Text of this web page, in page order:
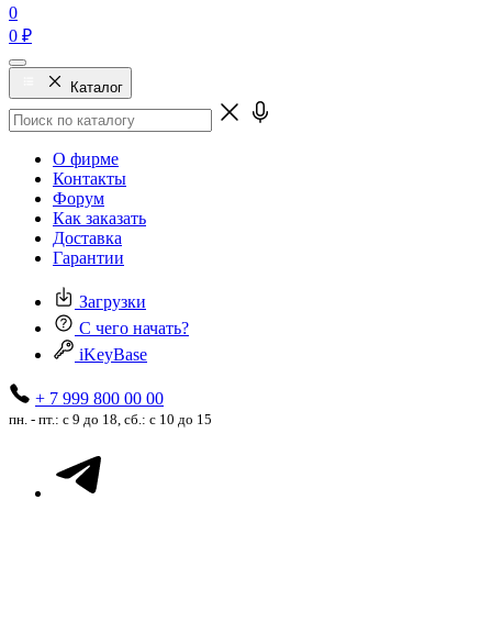
0
0 ₽
Каталог
О фирме
Контакты
Форум
Как заказать
Доставка
Гарантии
Загрузки
С чего начать?
iKeyBase
+ 7 999 800 00 00
пн. - пт.: с 9 до 18, сб.: с 10 до 15